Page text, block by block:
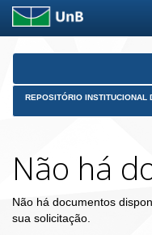
Skip
REPOSITÓRIO INSTITUCIONAL
Não há
Não há documentos
sua solicitação.